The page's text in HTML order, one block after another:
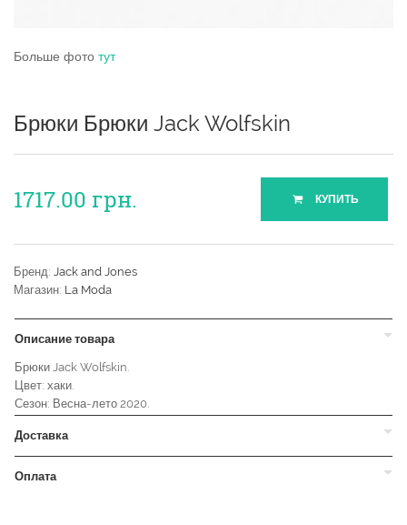
Больше фото тут
Брюки Брюки Jack Wolfskin
1717.00 грн. КУПИТЬ
Бренд: Jack and Jones
Магазин: La Moda
Описание товара
Брюки Jack Wolfskin.
Цвет: хаки.
Сезон: Весна-лето 2020.
Доставка
Оплата